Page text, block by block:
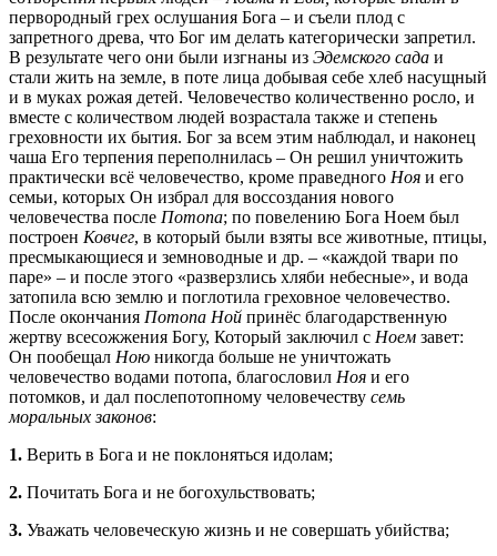
первородный грех ослушания Бога – и съели плод с
запретного древа, что Бог им делать категорически запретил.
В результате чего они были изгнаны из Эдемского сада и
стали жить на земле, в поте лица добывая себе хлеб насущный
и в муках рожая детей. Человечество количественно росло, и
вместе с количеством людей возрастала также и степень
греховности их бытия. Бог за всем этим наблюдал, и наконец
чаша Его терпения переполнилась – Он решил уничтожить
практически всё человечество, кроме праведного Ноя и его
семьи, которых Он избрал для воссоздания нового
человечества после Потопа; по повелению Бога Ноем был
построен Ковчег, в который были взяты все животные, птицы,
пресмыкающиеся и земноводные и др. – «каждой твари по
паре» – и после этого «разверзлись хляби небесные», и вода
затопила всю землю и поглотила греховное человечество.
После окончания Потопа Ной принёс благодарственную
жертву всесожжения Богу, Который заключил с Ноем завет:
Он пообещал Ною никогда больше не уничтожать
человечество водами потопа, благословил Ноя и его
потомков, и дал послепотопному человечеству семь
моральных законов:
1. Верить в Бога и не поклоняться идолам;
2. Почитать Бога и не богохульствовать;
3. Уважать человеческую жизнь и не совершать убийства;